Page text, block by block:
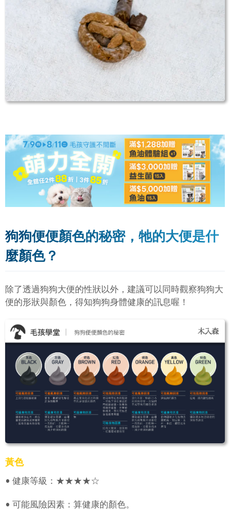
狗狗便便顏色的秘密，牠的大便是什
麼顏色？
除了透過狗狗大便的性狀以外，建議可以同時觀察狗狗大
便的形狀與顏色，得知狗狗身體健康的訊息喔！
黃色
• 健康等級：★★★★☆
• 可能風險因素：算健康的顏色。